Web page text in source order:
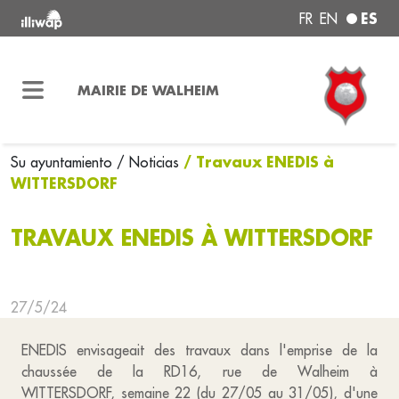
FR EN ES
MAIRIE DE WALHEIM
Su ayuntamiento / Noticias / Travaux ENEDIS à
WITTERSDORF
TRAVAUX ENEDIS À WITTERSDORF
27/5/24
ENEDIS envisageait des travaux dans l'emprise de la
chaussée de la RD16, rue de Walheim à
WITTERSDORF, semaine 22 (du 27/05 au 31/05), d'une